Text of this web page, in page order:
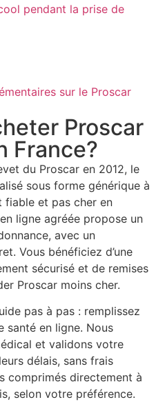
pendant la prise de
sur le Proscar
Proscar
France?
du Proscar en 2012, le
sous forme générique à
fiable et pas cher en
ligne agréée propose un
avec un
Vous bénéficiez d’une
sécurisé et de remises
Proscar moins cher.
pas à pas : remplissez
santé en ligne. Nous
et validons votre
délais, sans frais
comprimés directement à
selon votre préférence.